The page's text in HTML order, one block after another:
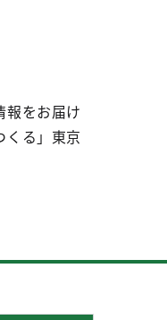
報をお届け
くる」東京